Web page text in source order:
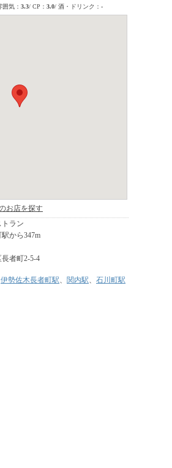
伊勢佐木長者町駅、 関内駅、 石川町駅